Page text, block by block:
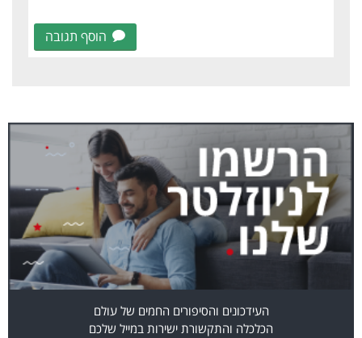
הוסף תגובה
העידכונים והסיפורים החמים של עולם
הכלכלה והתקשורת ישירות במייל שלכם